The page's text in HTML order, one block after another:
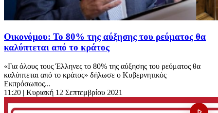
Οικονόμου: Το 80% της αύξησης του ρεύματος θα
καλύπτεται από το κράτος
«Για όλους τους Έλληνες το 80% της αύξησης του ρεύματος θα
καλύπτεται από το κράτος» δήλωσε ο Κυβερνητικός
Εκπρόσωπος...
11:20 | Κυριακή 12 Σεπτεμβρίου 2021